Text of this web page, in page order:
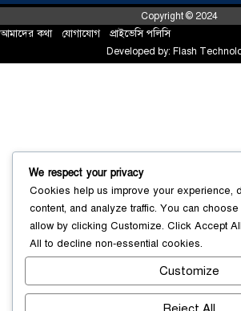
সোনারগাঁয়ে ৬৮
ব্যবসায়ী গ্রেফতার
Copyright © 2024
আমাদের কথা যোগাযোগ প্রাইভেসি পলিসি
Developed by: Flash
We respect your privacy
Cookies help us improve your experience,
content, and analyze traffic. You can
allow by clicking Customize. Click Accept All
All to decline non-essential cookies.
Customize